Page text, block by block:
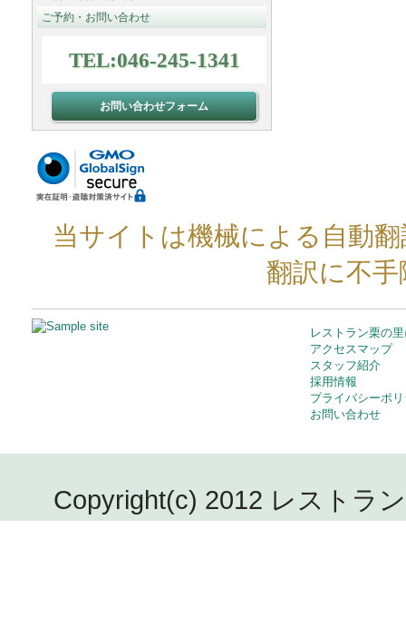
ご予約・お問い合わせ
TEL:046-245-1341
お問い合わせフォーム
当サイトは機械による自動
翻訳に不
レストラン栗の
アクセスマップ
スタッフ紹介
採用情報
プライバシーポ
お問い合わせ
Copyright(c) 2012 レストラ